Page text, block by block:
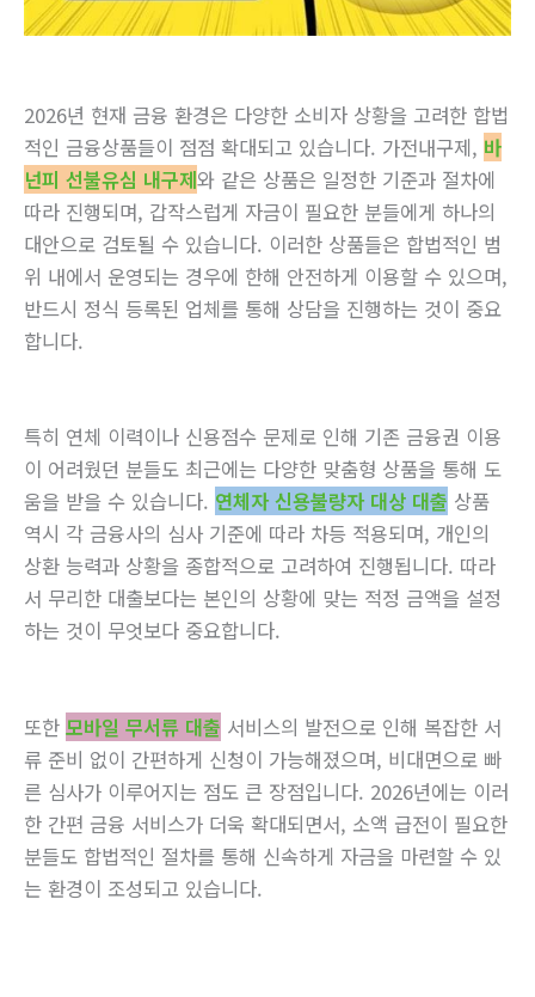
2026년 현재 금융 환경은 다양한 소비자 상황을 고려한 합법
적인 금융상품들이 점점 확대되고 있습니다. 가전내구제, 바
넌피 선불유심 내구제와 같은 상품은 일정한 기준과 절차에
따라 진행되며, 갑작스럽게 자금이 필요한 분들에게 하나의
대안으로 검토될 수 있습니다. 이러한 상품들은 합법적인 범
위 내에서 운영되는 경우에 한해 안전하게 이용할 수 있으며,
반드시 정식 등록된 업체를 통해 상담을 진행하는 것이 중요
합니다.
특히 연체 이력이나 신용점수 문제로 인해 기존 금융권 이용
이 어려웠던 분들도 최근에는 다양한 맞춤형 상품을 통해 도
움을 받을 수 있습니다. 연체자 신용불량자 대상 대출 상품
역시 각 금융사의 심사 기준에 따라 차등 적용되며, 개인의
상환 능력과 상황을 종합적으로 고려하여 진행됩니다. 따라
서 무리한 대출보다는 본인의 상황에 맞는 적정 금액을 설정
하는 것이 무엇보다 중요합니다.
또한 모바일 무서류 대출 서비스의 발전으로 인해 복잡한 서
류 준비 없이 간편하게 신청이 가능해졌으며, 비대면으로 빠
른 심사가 이루어지는 점도 큰 장점입니다. 2026년에는 이러
한 간편 금융 서비스가 더욱 확대되면서, 소액 급전이 필요한
분들도 합법적인 절차를 통해 신속하게 자금을 마련할 수 있
는 환경이 조성되고 있습니다.